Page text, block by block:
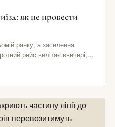
як не провести
ранку, а заселення
рейс вилітає ввечері,